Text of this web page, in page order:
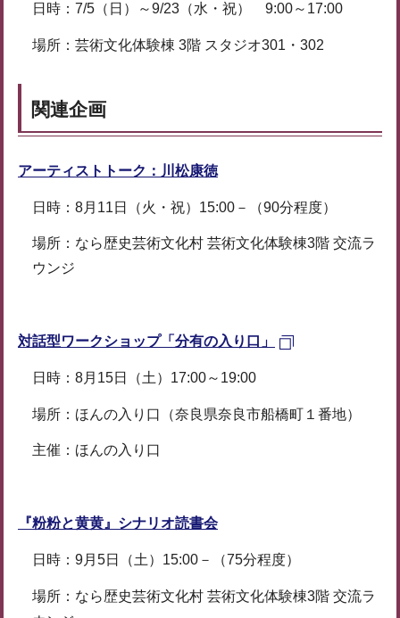
日時：7/5（日）～9/23（水・祝） 9:00～17:00
場所：芸術文化体験棟 3階 スタジオ301・302
関連企画
アーティストトーク：川松康徳
日時：8月11日（火・祝）15:00－（90分程度）
場所：なら歴史芸術文化村 芸術文化体験棟3階 交流ラ
ウンジ
対話型ワークショップ「分有の入り口」
日時：8月15日（土）17:00～19:00
場所：ほんの入り口（奈良県奈良市船橋町１番地）
主催：ほんの入り口
『粉粉と黄黄』シナリオ読書会
日時：9月5日（土）15:00－（75分程度）
場所：なら歴史芸術文化村 芸術文化体験棟3階 交流ラ